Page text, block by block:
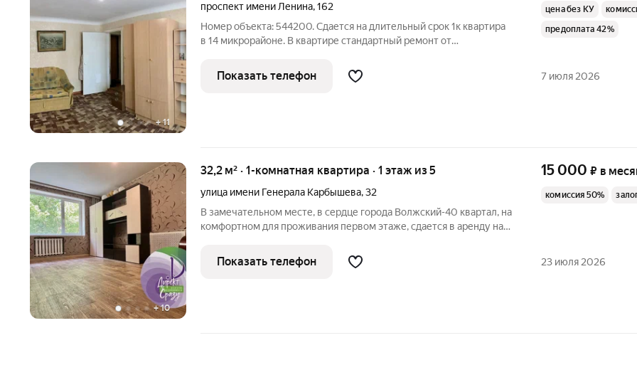
+11
проспект имени Ленина,162
Номер объекта: 544200. Сдается на длительный срок 1к квартира
в 14 микрорайоне. В квартире стандартный ремонт от
Балкон застеклен. В квартире есть вся необходимая мебель и
техника КРОМЕ
цена без КУ
предоплата 42%
Показать телефон 7 июля 2026
+10
32,2 м² · 1-комнатная квартира · 1 этаж из 5
улица имени Генерала Карбышева,32
В замечательном месте, в сердце города Волжский-40 квартал, на
комфортном для проживания первом этаже, сдается в аренду на
Оплачивается ежемесячно арендная плата в размере 15 000
рублей, а также
15 000 ₽ в
комиссия 50%
Показать телефон 23 июля 2026